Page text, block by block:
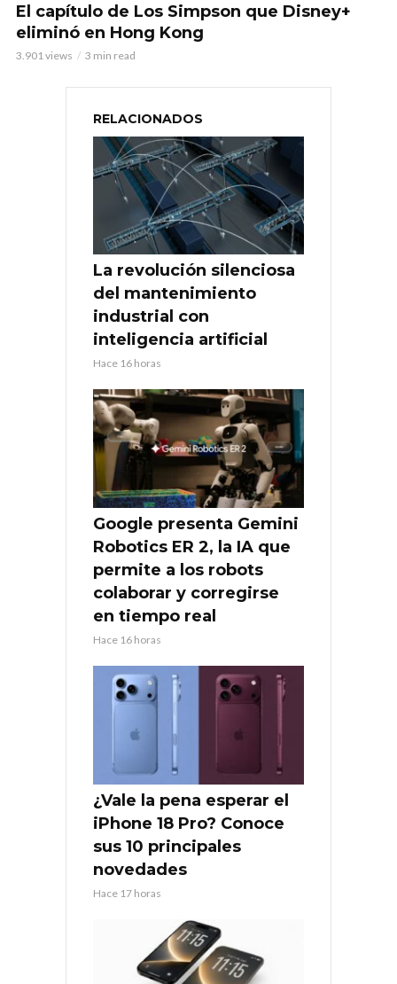
El capítulo de Los Simpson que Disney+
eliminó en Hong Kong
3.901 views 3 min read
RELACIONADOS
La revolución silenciosa
del mantenimiento
industrial con
inteligencia artificial
Hace 16 horas
Google presenta Gemini
Robotics ER 2, la IA que
permite a los robots
colaborar y corregirse
en tiempo real
Hace 16 horas
¿Vale la pena esperar el
iPhone 18 Pro? Conoce
sus 10 principales
novedades
Hace 17 horas